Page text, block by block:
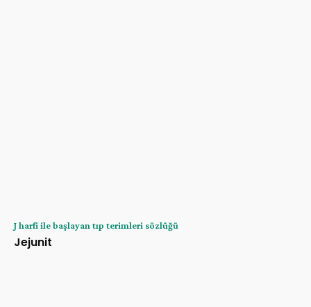
J harfi ile başlayan tıp terimleri sözlüğü
Jejunit